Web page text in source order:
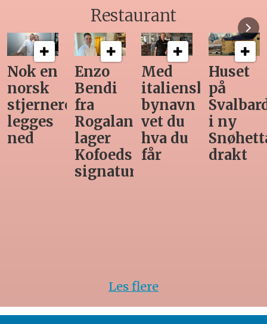
Restaurant
Med
italiensk
bynavn
vet du
hva du
Huset
på
Svalbard
i ny
Snøhetta-
drakt
Ny
teknologi
gjør
manuell
varetelling
unødvendig
Siste
Horeca-
før
Les flere